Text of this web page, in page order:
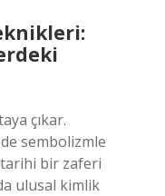
çıkar.
sembolizmle
bir zaferi
ulusal kimlik